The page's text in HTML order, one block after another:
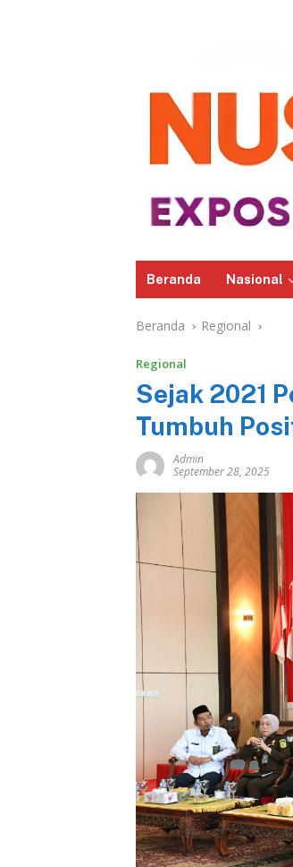
Beranda Nasional
Beranda Regional
Regional
Sejak 2021
Tumbuh
Admin
September 28, 2025